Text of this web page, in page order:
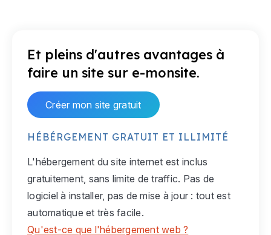
Et pleins d'autres avantages à
faire un site sur e-monsite.
Créer mon site gratuit
HÉBÉRGEMENT GRATUIT ET ILLIMITÉ
L'hébergement du site internet est inclus
gratuitement, sans limite de traffic. Pas de
logiciel à installer, pas de mise à jour : tout est
automatique et très facile.
Qu'est-ce que l'hébergement web ?